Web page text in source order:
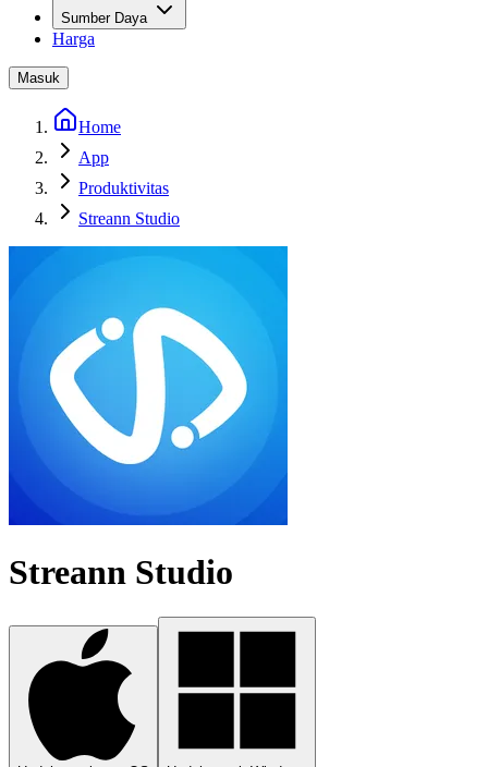
Sumber Daya
Harga
Masuk
Home
App
Produktivitas
Streann Studio
Streann Studio